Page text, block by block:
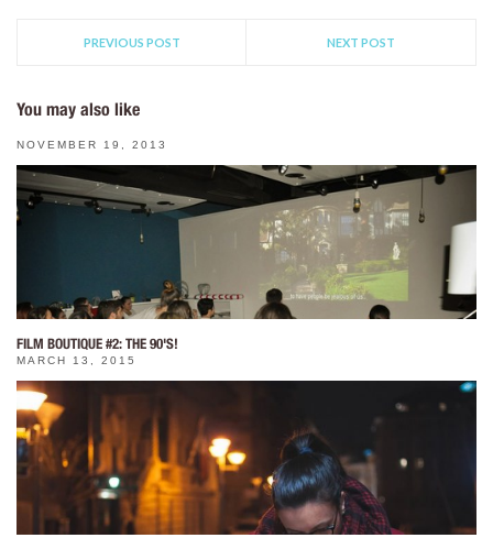
PREVIOUS POST NEXT POST
You may also like
NOVEMBER 19, 2013
FILM BOUTIQUE #2: THE 90'S!
MARCH 13, 2015